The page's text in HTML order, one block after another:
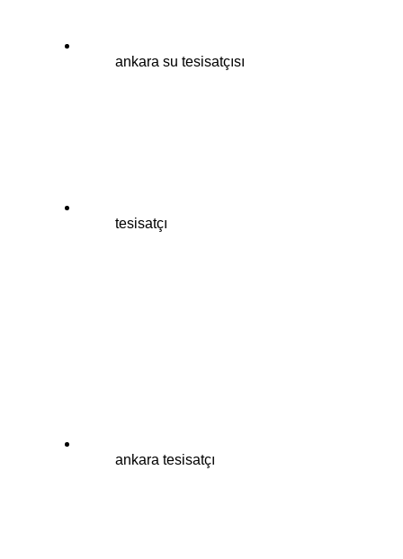
ankara su tesisatçısı
tesisatçı
ankara tesisatçı